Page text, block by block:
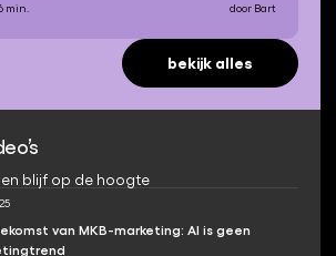
min. door Bart
bekijk alles
blijf op de hoogte
van MKB-marketing: AI is geen